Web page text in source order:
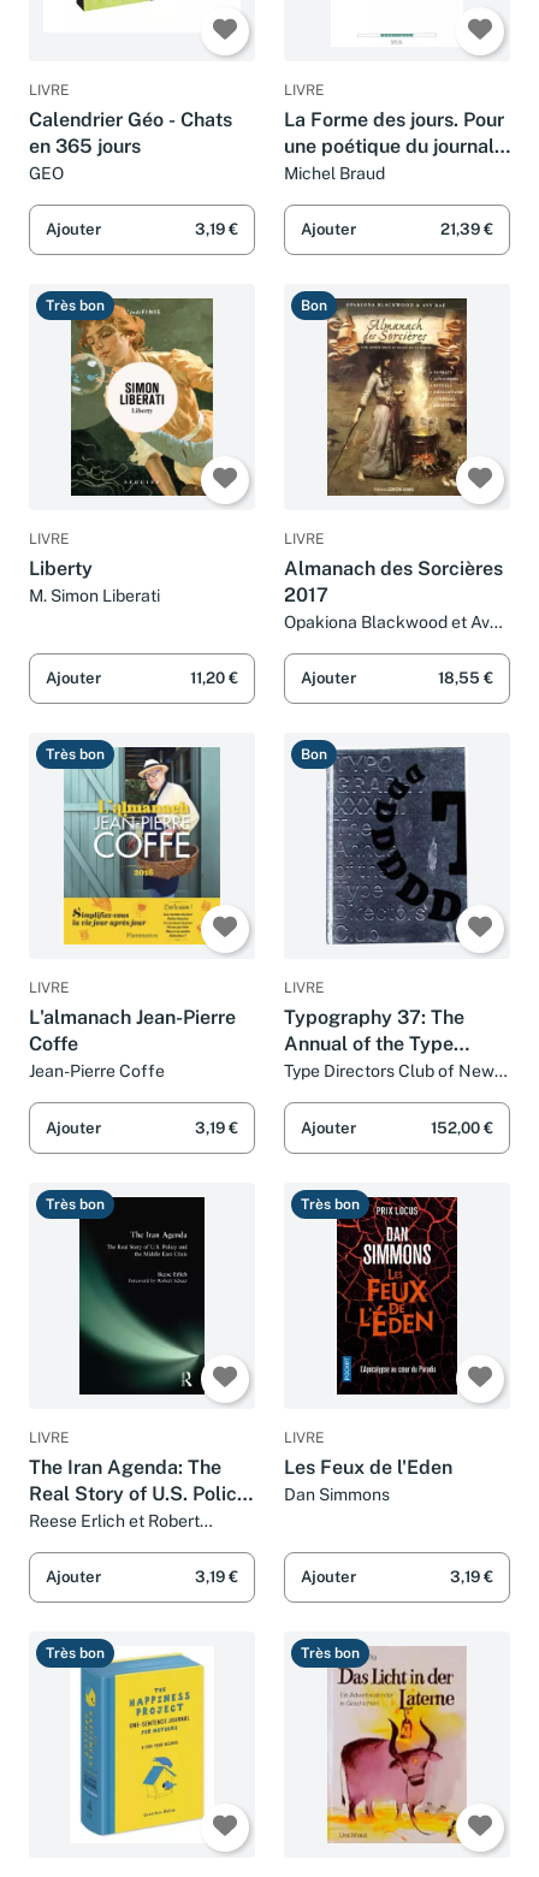
LIVRE
Calendrier Géo - Chats
en 365 jours
GEO
Ajouter 3,19 €
LIVRE
La Forme des jours. Pour
une poétique du journal
personnel
Michel Braud
Ajouter 21,39 €
Très bon
LIVRE
Liberty
M. Simon Liberati
Ajouter 11,20 €
Bon
LIVRE
Almanach des Sorcières
2017
Opakiona Blackwood et Avy
Ajouter 18,55 €
Très bon
LIVRE
L'almanach Jean-Pierre
Coffe
Jean-Pierre Coffe
Ajouter 3,19 €
Bon
LIVRE
Typography 37: The
Annual of the Type
Directors Club 2016
Type Directors Club of New
Ajouter 152,00 €
Très bon
LIVRE
The Iran Agenda: The
Real Story of U.S. Policy
and the Middle East
Reese Erlich et Robert
Ajouter 3,19 €
Très bon
LIVRE
Les Feux de l'Eden
Dan Simmons
Ajouter 3,19 €
Très bon Très bon